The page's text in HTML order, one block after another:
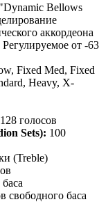
Bellows
аккордеона
Регулируемое от -63
Fixed Med, Fixed
Heavy, X-
128 голосов
Sets): 100
(Treble)
свободного баса